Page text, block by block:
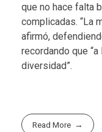
que no hace falta
complicadas. “La
afirmó,
recordando que
diversidad”.
Read More